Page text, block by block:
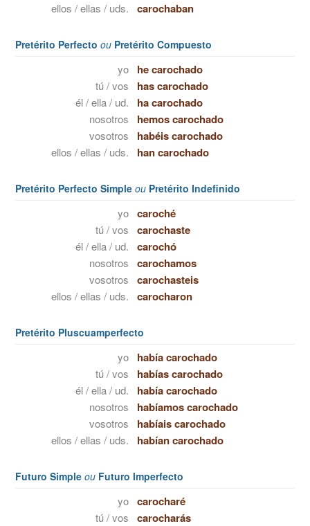
ellos / ellas / uds. carochaban
Pretérito Perfecto ou Pretérito Compuesto
yo he carochado
tú / vos has carochado
él / ella / ud. ha carochado
nosotros hemos carochado
vosotros habéis carochado
ellos / ellas / uds. han carochado
Pretérito Perfecto Simple ou Pretérito Indefinido
yo caroché
tú / vos carochaste
él / ella / ud. carochó
nosotros carochamos
vosotros carochasteis
ellos / ellas / uds. carocharon
Pretérito Pluscuamperfecto
yo había carochado
tú / vos habías carochado
él / ella / ud. había carochado
nosotros habíamos carochado
vosotros habíais carochado
ellos / ellas / uds. habían carochado
Futuro Simple ou Futuro Imperfecto
yo carocharé
tú / vos carocharás